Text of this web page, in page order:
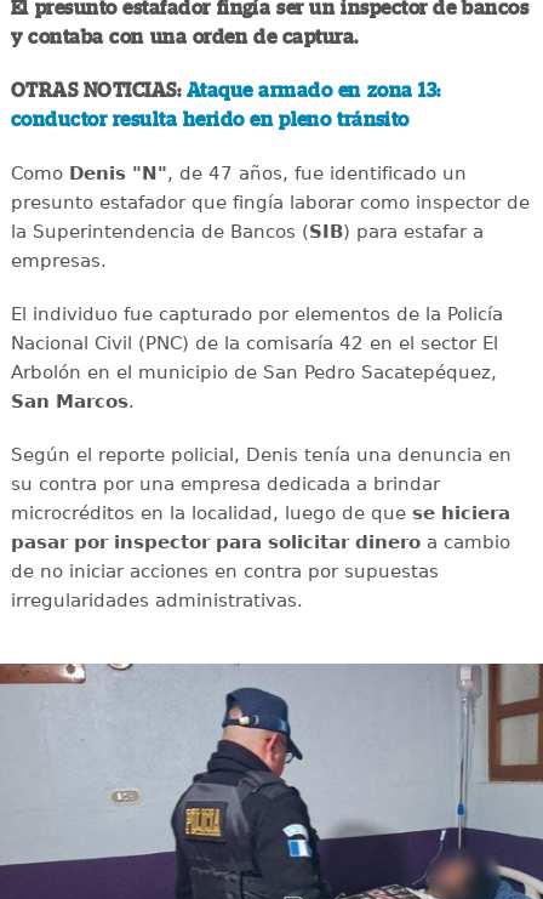
El presunto estafador fingía ser un inspector de bancos
y contaba con una orden de captura.
OTRAS NOTICIAS: Ataque armado en zona 13:
conductor resulta herido en pleno tránsito
Como Denis "N", de 47 años, fue identificado un
presunto estafador que fingía laborar como inspector de
la Superintendencia de Bancos (SIB) para estafar a
empresas.
El individuo fue capturado por elementos de la Policía
Nacional Civil (PNC) de la comisaría 42 en el sector El
Arbolón en el municipio de San Pedro Sacatepéquez,
San Marcos.
Según el reporte policial, Denis tenía una denuncia en
su contra por una empresa dedicada a brindar
microcréditos en la localidad, luego de que se hiciera
pasar por inspector para solicitar dineroa cambio
de no iniciar acciones en contra por supuestas
irregularidades administrativas.